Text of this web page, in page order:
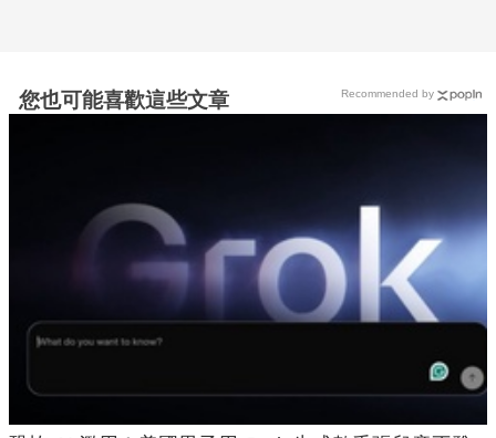
您也可能喜歡這些文章 Recommended by